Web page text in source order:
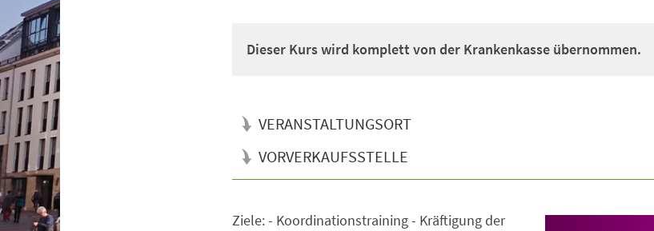
Dieser Kurs wird komplett von der Krankenkasse übernommen.
VERANSTALTUNGSORT
VORVERKAUFSSTELLE
Ziele: - Koordinationstraining - Kräftigung der